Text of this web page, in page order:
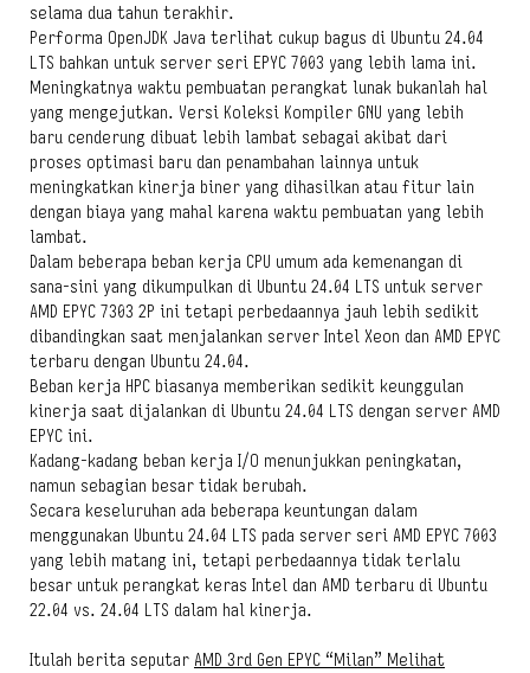
selama dua tahun terakhir.
Performa OpenJDK Java terlihat cukup bagus di Ubuntu 24.04
LTS bahkan untuk server seri EPYC 7003 yang lebih lama ini.
Meningkatnya waktu pembuatan perangkat lunak bukanlah hal
yang mengejutkan. Versi Koleksi Kompiler GNU yang lebih
baru cenderung dibuat lebih lambat sebagai akibat dari
proses optimasi baru dan penambahan lainnya untuk
meningkatkan kinerja biner yang dihasilkan atau fitur lain
dengan biaya yang mahal karena waktu pembuatan yang lebih
lambat.
Dalam beberapa beban kerja CPU umum ada kemenangan di
sana-sini yang dikumpulkan di Ubuntu 24.04 LTS untuk server
AMD EPYC 7303 2P ini tetapi perbedaannya jauh lebih sedikit
dibandingkan saat menjalankan server Intel Xeon dan AMD EPYC
terbaru dengan Ubuntu 24.04.
Beban kerja HPC biasanya memberikan sedikit keunggulan
kinerja saat dijalankan di Ubuntu 24.04 LTS dengan server AMD
EPYC ini.
Kadang-kadang beban kerja I/O menunjukkan peningkatan,
namun sebagian besar tidak berubah.
Secara keseluruhan ada beberapa keuntungan dalam
menggunakan Ubuntu 24.04 LTS pada server seri AMD EPYC 7003
yang lebih matang ini, tetapi perbedaannya tidak terlalu
besar untuk perangkat keras Intel dan AMD terbaru di Ubuntu
22.04 vs. 24.04 LTS dalam hal kinerja.
Itulah berita seputar AMD 3rd Gen EPYC “Milan” Melihat